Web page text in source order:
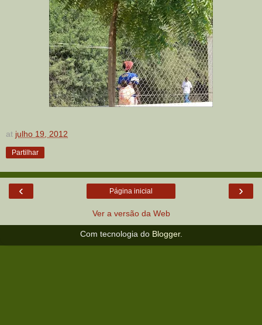
at julho 19, 2012
Partilhar
‹ ›
Página inicial
Ver a versão da Web
Com tecnologia do Blogger.